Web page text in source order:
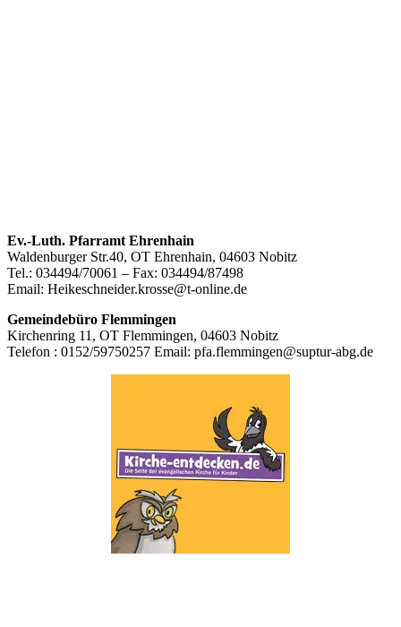
Footer
Inhalt
Ev.-Luth. Pfarramt Ehrenhain
Waldenburger Str.40, OT Ehrenhain, 04603 Nobitz
Tel.: 034494/70061 – Fax: 034494/87498
Email: Heikeschneider.krosse@t-online.de
Gemeindebüro Flemmingen
Kirchenring 11, OT Flemmingen, 04603 Nobitz
Telefon : 0152/59750257 Email: pfa.flemmingen@suptur-abg.de